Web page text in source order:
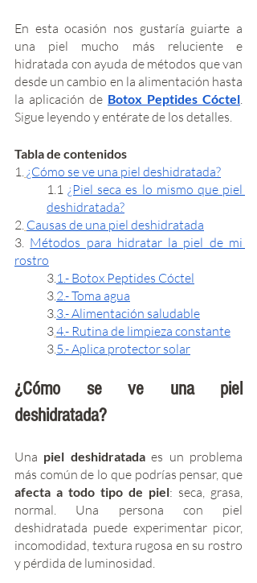
En esta ocasión nos gustaría guiarte a
una piel mucho más reluciente e
hidratada con ayuda de métodos que van
desde un cambio en la alimentación hasta
la aplicación de Botox Peptides Cóctel
Sigue leyendo y entérate de los detalles.
Tabla de contenidos
1. ¿Cómo se ve una piel deshidratada?
1.1 ¿Piel seca es lo mismo que piel
deshidratada?
2. Causas de una piel deshidratada
3. Métodos para hidratar la piel de mi
rostro
3. 1.- Botox Peptides Cóctel
3. 2.- Toma agua
3. 3.- Alimentación saludable
34.- Rutina de limpieza constante
3. 5.- Aplica protector solar
¿Cómo se ve una piel
deshidratada?
Una piel deshidratada es un problema
más común de lo que podrías pensar, que
afecta a todo tipo de piel: seca, grasa,
normal. Una persona con piel
deshidratada puede experimentar picor,
incomodidad, textura rugosa en su rostro
y pérdida de luminosidad.